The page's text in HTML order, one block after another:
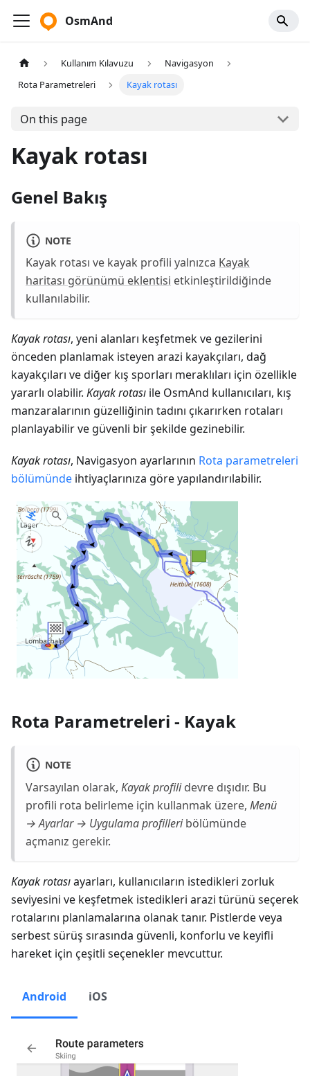
OsmAnd
Kullanım Kılavuzu
Navigasyon
Rota Parametreleri
Kayak rotası
On this page
Kayak rotası
Genel Bakış
NOTE
Kayak rotası ve kayak profili yalnızca Kayak
haritası görünümü eklentisi etkinleştirildiğinde
kullanılabilir.
Kayak rotası, yeni alanları keşfetmek ve gezilerini
önceden planlamak isteyen arazi kayakçıları, dağ
kayakçıları ve diğer kış sporları meraklıları için özellikle
yararlı olabilir. Kayak rotası ile OsmAnd kullanıcıları, kış
manzaralarının güzelliğinin tadını çıkarırken rotaları
planlayabilir ve güvenli bir şekilde gezinebilir.
Kayak rotası, Navigasyon ayarlarının Rota parametreleri
bölümünde ihtiyaçlarınıza göre yapılandırılabilir.
Rota Parametreleri - Kayak
NOTE
Varsayılan olarak, Kayak profilidevre dışıdır. Bu
profili rota belirleme için kullanmak üzere, Menü
→ Ayarlar → Uygulama profilleribölümünde
açmanız gerekir.
Kayak rotasıayarları, kullanıcıların istedikleri zorluk
seviyesini ve keşfetmek istedikleri arazi türünü seçerek
rotalarını planlamalarına olanak tanır. Pistlerde veya
serbest sürüş sırasında güvenli, konforlu ve keyifli
hareket için çeşitli seçenekler mevcuttur.
Android iOS